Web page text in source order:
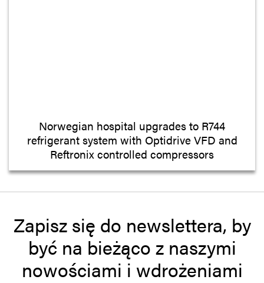
Norwegian hospital upgrades to R744
refrigerant system with Optidrive VFD and
Reftronix controlled compressors
Zapisz się do newslettera, by
być na bieżąco z naszymi
nowościami i wdrożeniami